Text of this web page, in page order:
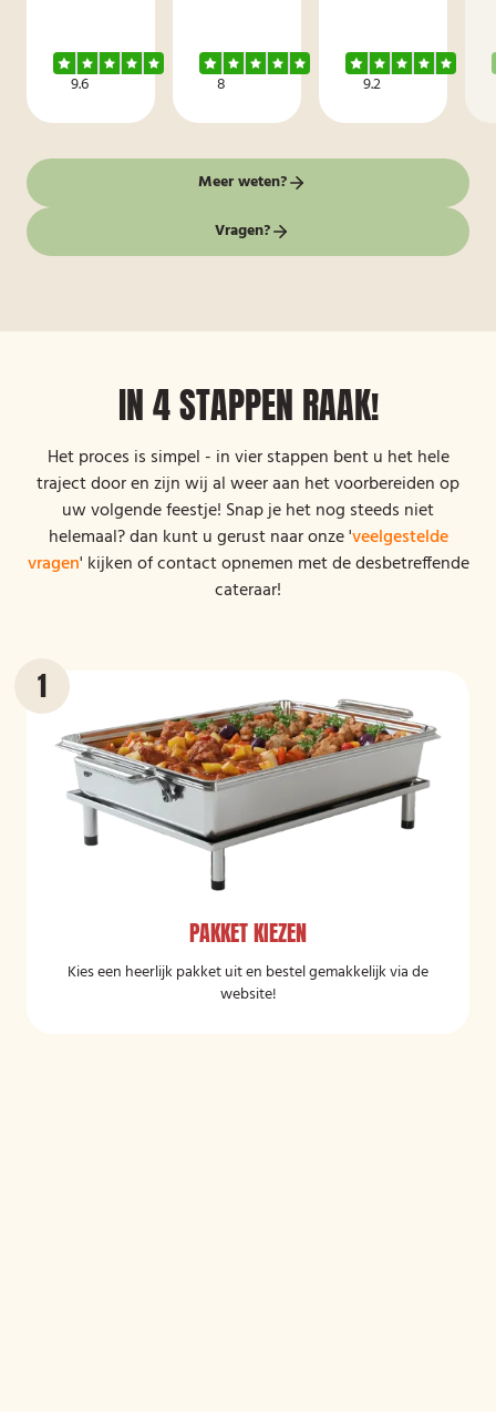
9.6 8 9.2
Meer weten?
Vragen?
IN 4 STAPPEN RAAK!
Het proces is simpel - in vier stappen bent u het hele
traject door en zijn wij al weer aan het voorbereiden op
uw volgende feestje! Snap je het nog steeds niet
helemaal? dan kunt u gerust naar onze 'veelgestelde
vragen' kijken of contact opnemen met de desbetreffende
cateraar!
PAKKET KIEZEN
Kies een heerlijk pakket uit en bestel gemakkelijk via de
website!